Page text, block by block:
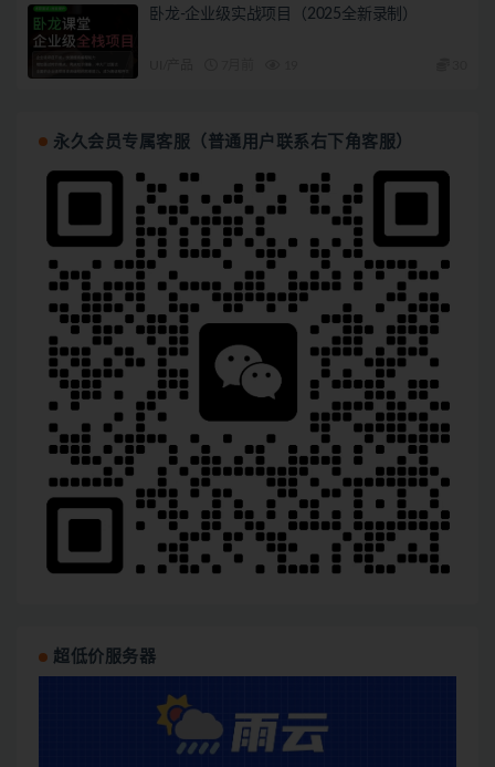
卧龙-企业级实战项目（2025全新录制）
永久会员专属客服（普通用户联系右下角客服）
超低价服务器